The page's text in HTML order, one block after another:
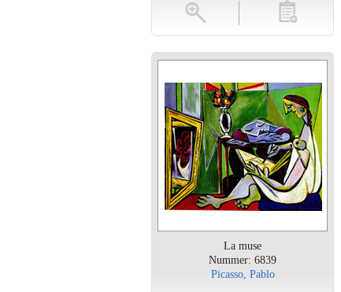
toevoegen vergroten
La muse
Nummer: 6839
Picasso, Pablo